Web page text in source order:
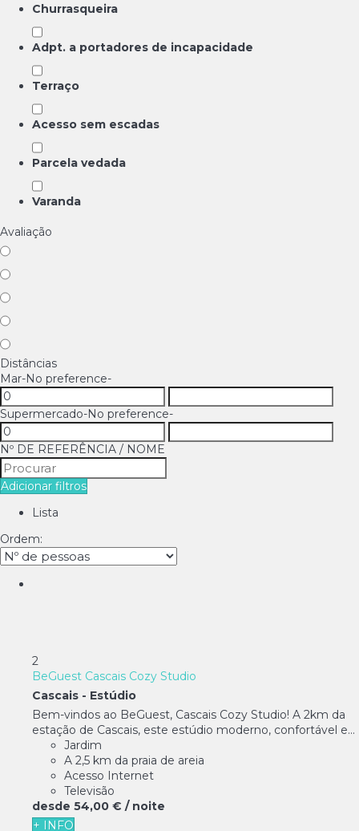
Churrasqueira
Adpt. a portadores de incapacidade
Terraço
Acesso sem escadas
Parcela vedada
Varanda
Avaliação
Distâncias
Mar-No preference-
Supermercado-No preference-
Nº DE REFERÊNCIA / NOME
Adicionar filtros
Lista
Ordem:
2
BeGuest Cascais Cozy Studio
Cascais - Estúdio
Bem-vindos ao BeGuest, Cascais Cozy Studio! A 2km da
estação de Cascais, este estúdio moderno, confortável e...
Jardim
A 2,5 km da praia de areia
Acesso Internet
Televisão
desde 54,00 € / noite
+ INFO